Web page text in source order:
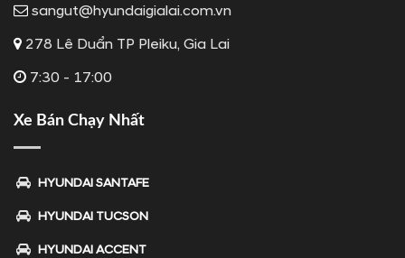
sangut@hyundaigialai.com.vn
278 Lê Duẩn TP Pleiku, Gia Lai
7:30 - 17:00
Xe Bán Chạy Nhất
HYUNDAI SANTAFE
HYUNDAI TUCSON
HYUNDAI ACCENT